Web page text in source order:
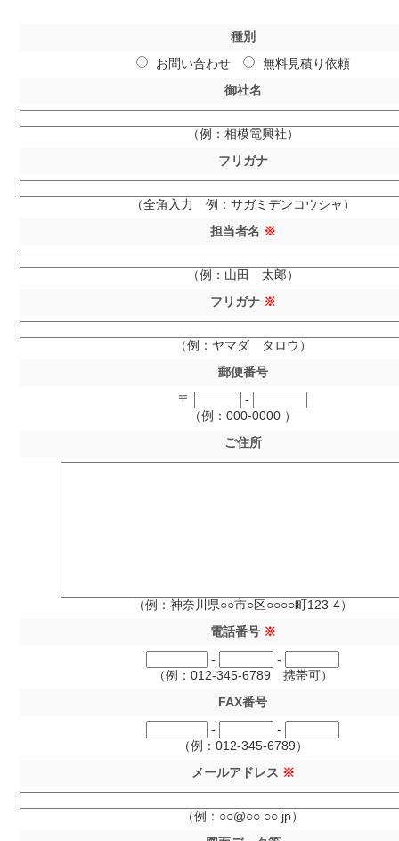
種別
お問い合わせ
無料見積り依頼
御社名
（例：相模電興社）
フリガナ
（全角入力 例：サガミデンコウシャ）
担当者名 ※
（例：山田 太郎）
フリガナ ※
（例：ヤマダ タロウ）
郵便番号
〒
-
（例：000-0000 ）
ご住所
（例：神奈川県○○市○区○○○○町123-4）
電話番号 ※
-
-
（例：012-345-6789 携帯可）
FAX番号
-
-
（例：012-345-6789）
メールアドレス ※
（例：○○@○○.○○.jp）